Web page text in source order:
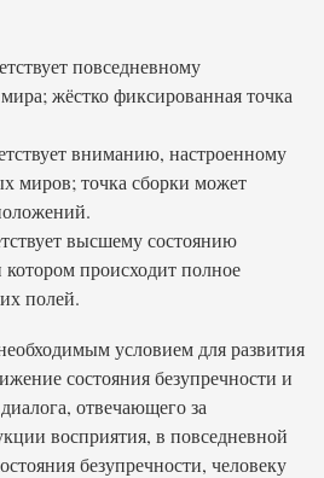
повседневному
жёстко фиксированная точка
вниманию, настроенному
миров; точка сборки может
высшему состоянию
происходит полное
полей.
условием для развития
состояния безупречности и
отвечающего за
восприятия, в повседневной
безупречности, человеку